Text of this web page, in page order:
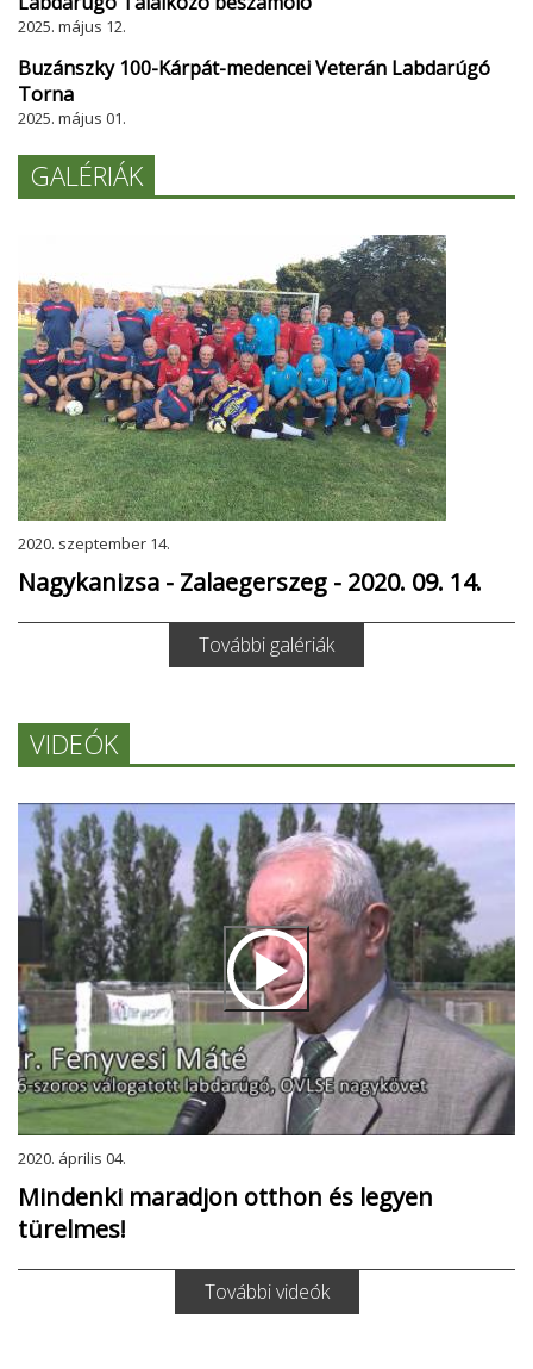
2025. május 12.
Buzánszky 100-Kárpát-medencei Veterán Labdarúgó
Torna
2025. május 01.
GALÉRIÁK
2020. szeptember 14.
Nagykanizsa - Zalaegerszeg - 2020. 09. 14.
További galériák
VIDEÓK
2020. április 04.
Mindenki maradjon otthon és legyen
türelmes!
További videók